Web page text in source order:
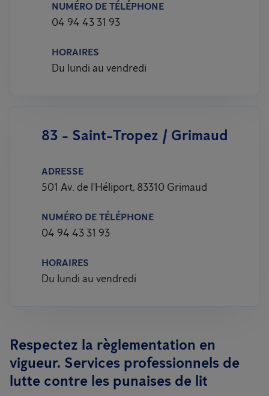
NUMÉRO DE TÉLÉPHONE
04 94 43 31 93
HORAIRES
Du lundi au vendredi
83 - Saint-Tropez / Grimaud
ADRESSE
501 Av. de l'Héliport, 83310 Grimaud
NUMÉRO DE TÉLÉPHONE
04 94 43 31 93
HORAIRES
Du lundi au vendredi
Respectez la règlementation en
vigueur. Services professionnels de
lutte contre les punaises de lit